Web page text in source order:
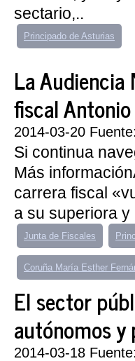
sectario,..
Principado de Asturias
La
fiscal
2014-03-20
Si continua
Más
carrera fiscal
a su superiora
Junta de Fiscales
Coruña María Esther
El sector
autónomos y
2014-03-18